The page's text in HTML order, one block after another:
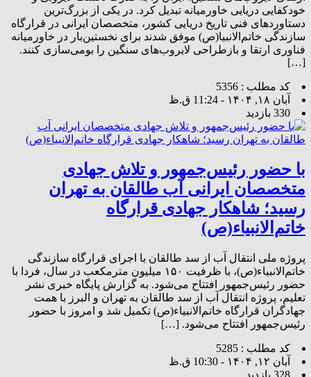
خودکفایی دریایی خاورمیانه تبدیل کرد. در یکی از بزرگ‌ترین
دستاوردهای فنی تاریخ دریایی کشور، متخصصان ایرانی در قرارگاه
سازندگی خاتم‌الانبیا(ص) موفق شدند برای نخستین‌بار در خاورمیانه
فناوری ارتقا و بازطراحی لایروب‌های سنگین را بومی‌سازی کنند.
[…]
کد مطلب : 5356
آبان ۱۸, ۱۴۰۴ - 11:24 ق.ظ
330 بازدید
با حضور رئیس‌جمهور و تلاش جهادی
متخصصان ایرانی آب طالقان به تهران
رسید؛ شاهکار جهادی قرارگاه
خاتم‌الانبیاء(ص)
پروژه ملی انتقال آب از سد طالقان با اجرای قرارگاه سازندگی
خاتم‌الانبیاء(ص)، با ظرفیت ۱۵۰ میلیون مترمکعب در سال، فردا با
حضور رئیس‌جمهور افتتاح می‌شود. به گزارش پایگاه خبری نشر
تعلیم، پروژه انتقال آب از سد طالقان به تهران و البرز با همت
جهادگران قرارگاه خاتم‌الانبیاء(ص) تکمیل شد و امروز با حضور
رئیس‌جمهور افتتاح می‌شود. […]
کد مطلب : 5285
آبان ۱۲, ۱۴۰۴ - 10:30 ق.ظ
328 بازدید